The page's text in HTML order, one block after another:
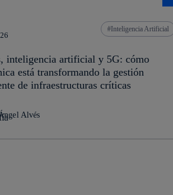
Inteligencia Artificial
inteligencia artificial y 5G: cómo
está transformando la gestión
de infraestructuras críticas
Alvés